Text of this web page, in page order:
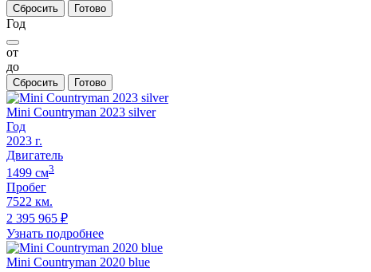
Сбросить Готово
Год
от
до
Сбросить Готово
Mini Countryman 2023 silver
Год
2023 г.
Двигатель
1499 cм3
Пробег
7522 км.
2 395 965 ₽
Узнать подробнее
Mini Countryman 2020 blue